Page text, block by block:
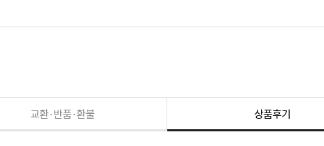
교환·반품·환불 상품후기